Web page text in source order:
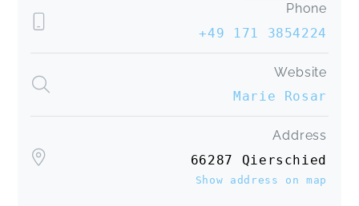
Phone
+49 171 3854224
Website
Marie Rosar
Address
66287 Qierschied
Show address on map